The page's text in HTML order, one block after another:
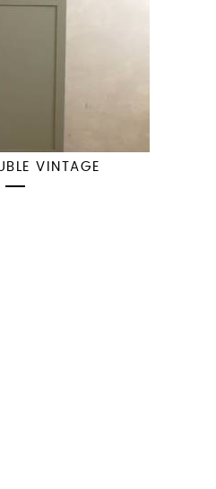
VINTAGE